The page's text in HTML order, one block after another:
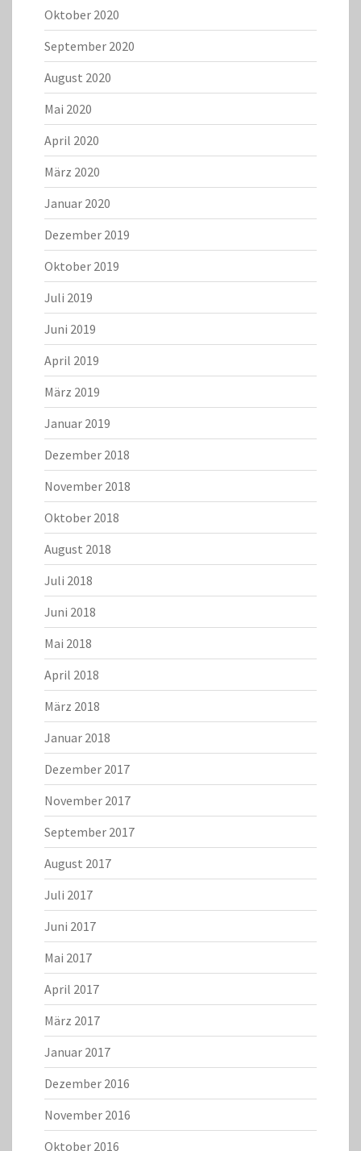
Oktober 2020
September 2020
August 2020
Mai 2020
April 2020
März 2020
Januar 2020
Dezember 2019
Oktober 2019
Juli 2019
Juni 2019
April 2019
März 2019
Januar 2019
Dezember 2018
November 2018
Oktober 2018
August 2018
Juli 2018
Juni 2018
Mai 2018
April 2018
März 2018
Januar 2018
Dezember 2017
November 2017
September 2017
August 2017
Juli 2017
Juni 2017
Mai 2017
April 2017
März 2017
Januar 2017
Dezember 2016
November 2016
Oktober 2016